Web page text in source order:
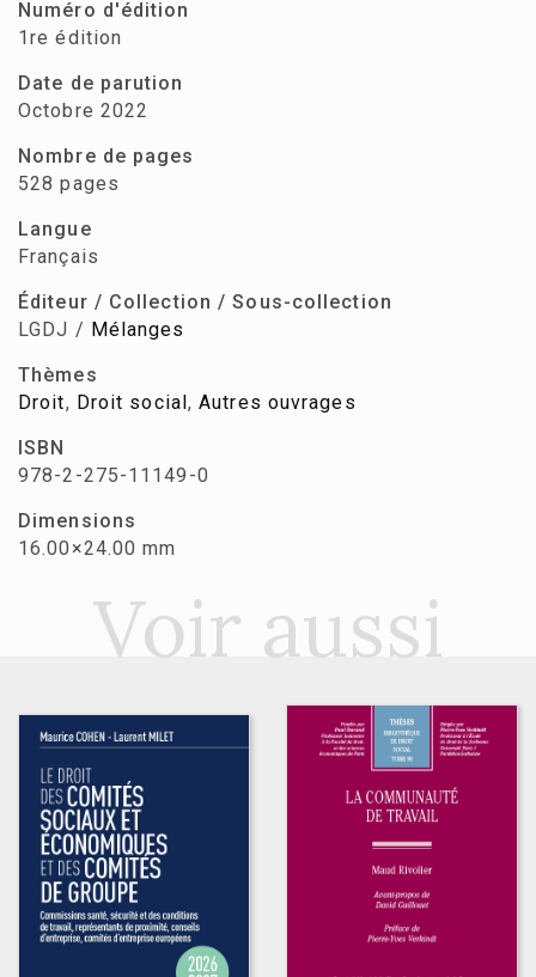
Numéro d'édition
1re édition
Date de parution
Octobre 2022
Nombre de pages
528 pages
Langue
Français
Éditeur / Collection / Sous-collection
LGDJ / Mélanges
Thèmes
Droit, Droit social,Autres ouvrages
ISBN
978-2-275-11149-0
Dimensions
16.00×24.00 mm
Voir aussi